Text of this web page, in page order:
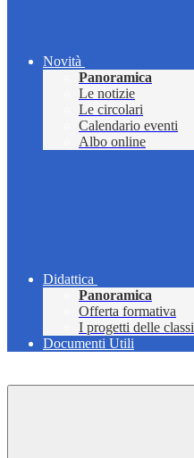
Novità
Panoramica
Le notizie
Le circolari
Calendario eventi
Albo online
Didattica
Panoramica
Offerta formativa
I progetti delle classi
Documenti Utili